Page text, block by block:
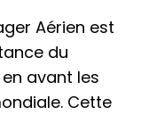
Aérien est
du
avant les
Cette